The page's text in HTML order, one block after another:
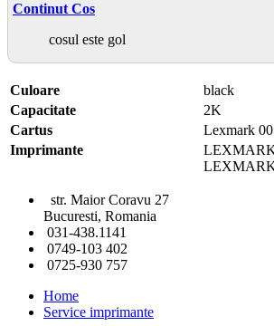
Continut Cos
cosul este gol
Culoare
black
Capacitate
2K
Cartus
Lexmark
Imprimante
str. Maior Coravu 27
Bucuresti, Romania
031-438.1141
0749-103 402
0725-930 757
Home
Service imprimante